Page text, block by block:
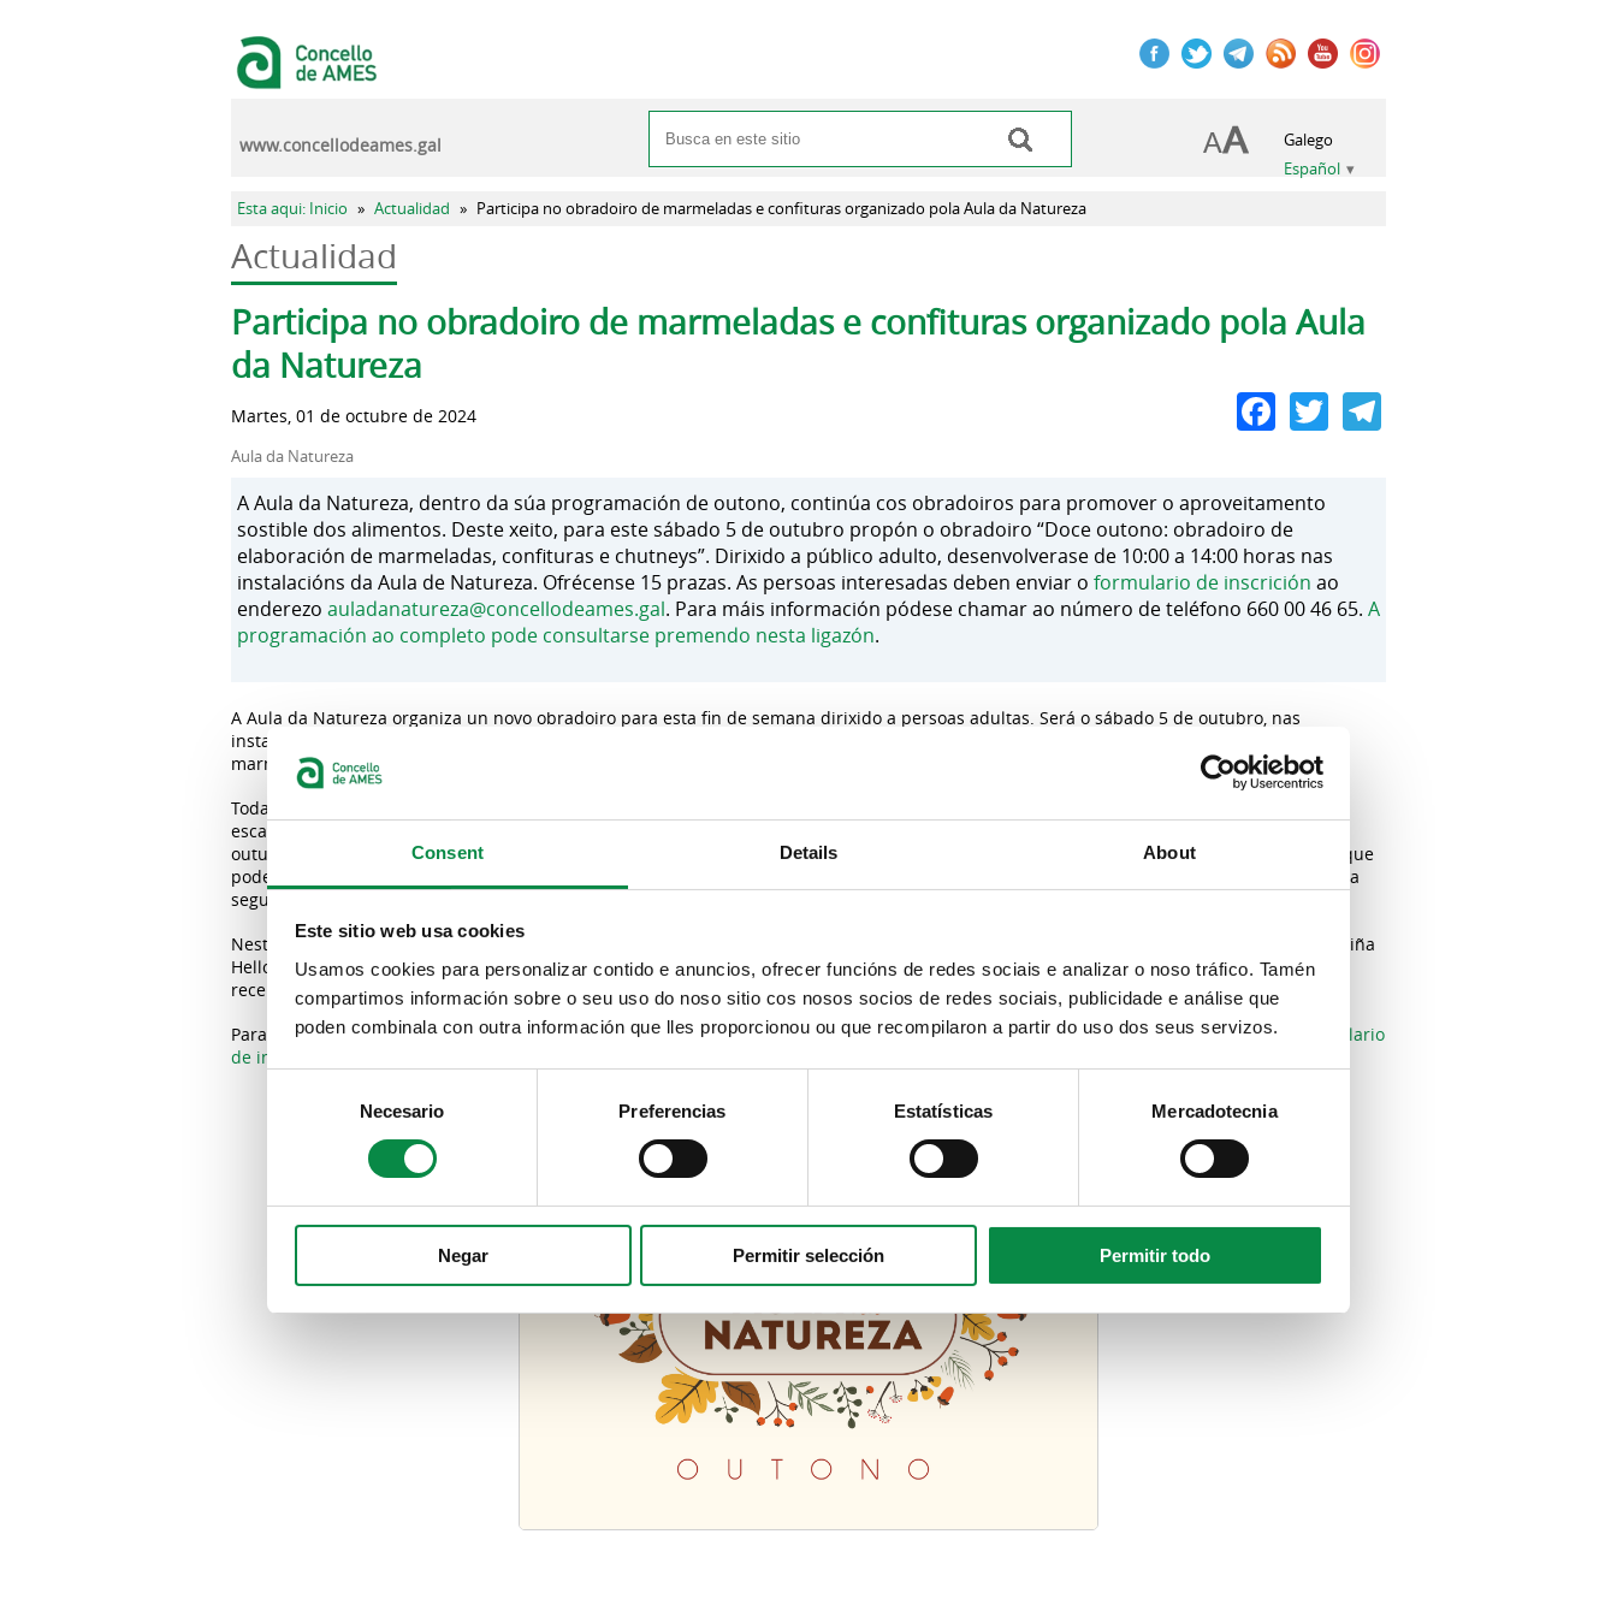
Consent Details About
Este sitio web usa cookies
Usamos cookies para personalizar contido e anuncios, ofrecer funcións de redes sociais e analizar o noso tráfico. Tamén
compartimos información sobre o seu uso do noso sitio cos nosos socios de redes sociais, publicidade e análise que
poden combinala con outra información que lles proporcionou ou que recompilaron a partir do uso dos seus servizos.
Necesario Preferencias Estatísticas Mercadotecnia
Negar Permitir selección Permitir todo
Formulario de búsqueda
Buscar
Galego
Español
www.concellodeames.gal
Se encuentra usted aquí
Esta aqui: Inicio » Actualidad » Participa no obradoiro de marmeladas e confituras organizado pola Aula da Natureza
Actualidad
Solapas principales
Participa no obradoiro de marmeladas e confituras organizado pola Aula
da Natureza
Facebook
Twitter
Martes, 01 de octubre de 2024
Aula da Natureza
A Aula da Natureza, dentro da súa programación de outono, continúa cos obradoiros para promover o aproveitamento
sostible dos alimentos. Deste xeito, para este sábado 5 de outubro propón o obradoiro “Doce outono: obradoiro de
elaboración de marmeladas, confituras e chutneys”. Dirixido a público adulto, desenvolverase de 10:00 a 14:00 horas nas
instalacións da Aula de Natureza. Ofrécense 15 prazas. As persoas interesadas deben enviar o formulario de inscrición ao
enderezo auladanatureza@concellodeames.gal. Para máis información pódese chamar ao número de teléfono 660 00 46 65. A
programación ao completo pode consultarse premendo nesta ligazón.
A Aula da Natureza organiza un novo obradoiro para esta fin de semana dirixido a persoas adultas. Será o sábado 5 de outubro, nas
instalacións da Aula da Natureza, na Ameixenda, en horario de 10.00 a 14.00 horas. Trátase dun obradoiro para aprender a elaborar
marmeladas, confituras e chutneys.
Todas as civilizacións tentaron conservar os alimentos, especialmente os excedentes de certas tempadas, para consumilas en épocas de
escaseza, un costume que se estende ata os nosos días. Dando un pequeno paseo polas nosas aldeas, durante os meses de setembro e
outubro observamos que o excedente de froitas e froitos é xeneralizado. A cantidade de mazás, castañas, cabazas, tomates, etc, excede o que
podemos consumir no momento, polo que é unha boa época para frear o malgasto alimentario e aprender a conservar estes produtos para
seguir desfrutándoos todo o ano.
Nesta ocasión, o obradoiro proposto céntrase na preparación de marmeladas, confituras e chutneys. Será impartido polo obradoiro de cociña
Hello Cooking. Será un obradoiro practico onde os participantes cociñarán, envasarán e etiquetarán as preparacións elaboradas seguindo
receitas que unha conservación segura.
Para participar nesta actividade é precisa inscrición previa. Ofértanse un total de 15 prazas. As persoas interesadas deben enviar o
formulario
de inscrición